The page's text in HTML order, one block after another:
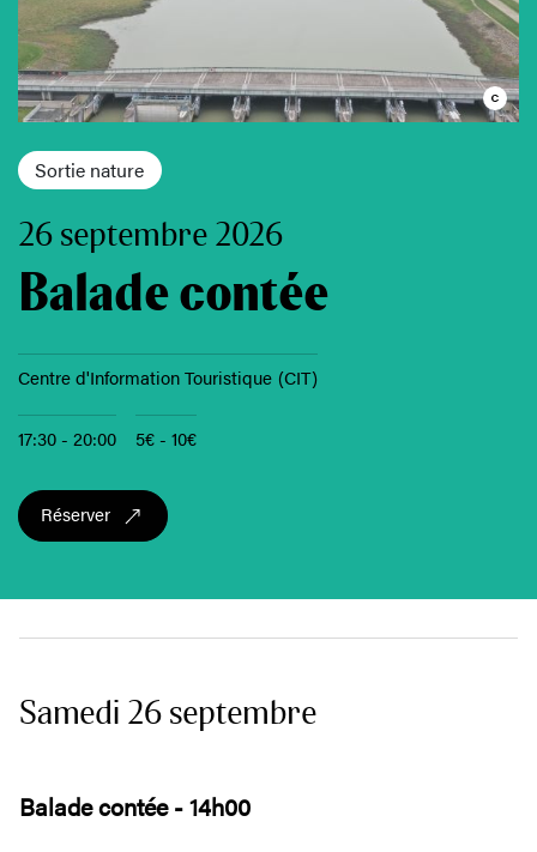
Sortie nature
26 septembre 2026
Balade contée
Centre d'Information Touristique (CIT)
17:30 - 20:00 5€ - 10€
Réserver
Samedi 26 septembre
Balade contée - 14h00